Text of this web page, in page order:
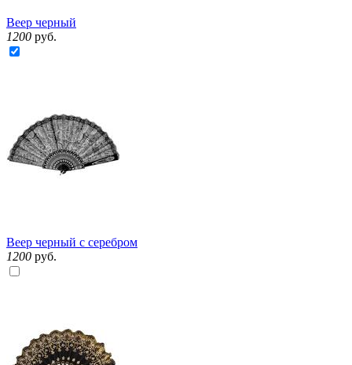
Веер черный
1200 руб.
Веер черный с серебром
1200 руб.